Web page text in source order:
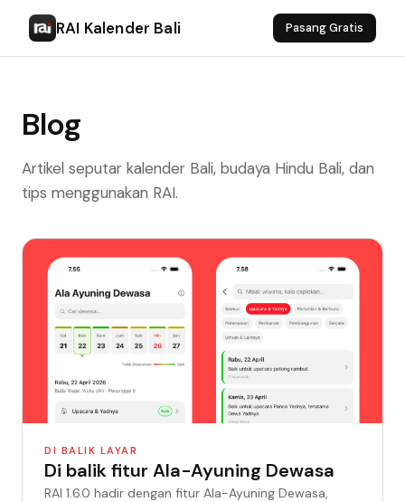
RAI Kalender Bali Pasang Gratis
Blog
Artikel seputar kalender Bali, budaya Hindu Bali, dan
tips menggunakan RAI.
DI BALIK LAYAR
Di balik fitur Ala-Ayuning Dewasa
RAI 1.6.0 hadir dengan fitur Ala-Ayuning Dewasa,